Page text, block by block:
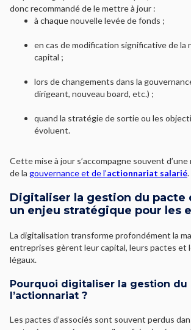
donc recommandé de le mettre à jour :
à chaque nouvelle levée de fonds ;
en cas de modification significative de la
capital ;
lors de changements dans la
dirigeant, nouveau board, etc.) ;
quand la stratégie de sortie ou les
évoluent.
Cette mise à jour s’accompagne souvent
de la gouvernance et de l’actionnariat salarié.
Digitaliser la gestion du pacte
un enjeu stratégique pour les
La digitalisation transforme profondément la
entreprises gèrent leur capital, leurs pactes et
légaux.
Pourquoi digitaliser la gestion du
l’actionnariat ?
Les pactes d’associés sont souvent perdus